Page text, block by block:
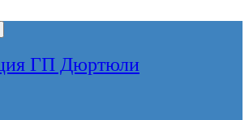
ГП Дюртюли